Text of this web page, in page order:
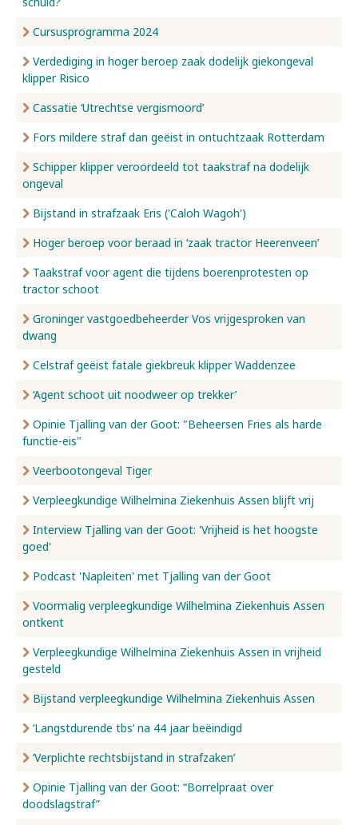
Cursusprogramma 2024
Verdediging in hoger beroep zaak dodelijk giekongeval
klipper Risico
Cassatie ‘Utrechtse vergismoord’
Fors mildere straf dan geëist in ontuchtzaak Rotterdam
Schipper klipper veroordeeld tot taakstraf na dodelijk
ongeval
Bijstand in strafzaak Eris ('Caloh Wagoh')
Hoger beroep voor beraad in ‘zaak tractor Heerenveen’
Taakstraf voor agent die tijdens boerenprotesten op
tractor schoot
Groninger vastgoedbeheerder Vos vrijgesproken van
dwang
Celstraf geëist fatale giekbreuk klipper Waddenzee
‘Agent schoot uit noodweer op trekker’
Opinie Tjalling van der Goot: "Beheersen Fries als harde
functie-eis"
Veerbootongeval Tiger
Verpleegkundige Wilhelmina Ziekenhuis Assen blijft vrij
Interview Tjalling van der Goot: 'Vrijheid is het hoogste
goed'
Podcast 'Napleiten' met Tjalling van der Goot
Voormalig verpleegkundige Wilhelmina Ziekenhuis Assen
ontkent
Verpleegkundige Wilhelmina Ziekenhuis Assen in vrijheid
gesteld
Bijstand verpleegkundige Wilhelmina Ziekenhuis Assen
‘Langstdurende tbs’ na 44 jaar beëindigd
‘Verplichte rechtsbijstand in strafzaken’
Opinie Tjalling van der Goot: “Borrelpraat over
doodslagstraf”